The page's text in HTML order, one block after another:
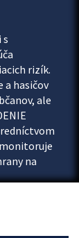
s
rizík.
a hasičov
ale
na